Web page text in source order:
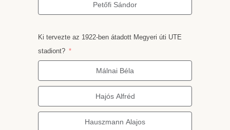
Petőfi Sándor
Ki tervezte az 1922-ben átadott Megyeri úti UTE
stadiont?
Málnai Béla
Hajós Alfréd
Hauszmann Alajos